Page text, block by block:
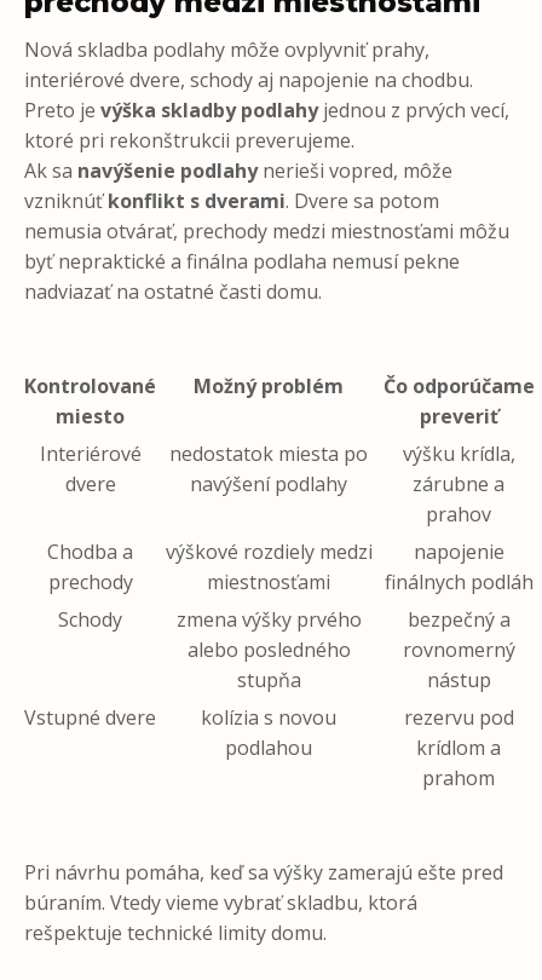
Nová skladba podlahy môže ovplyvniť prahy,
interiérové dvere, schody aj napojenie na chodbu.
Preto je výška skladby podlahyjednou z prvých vecí,
ktoré pri rekonštrukcii preverujeme.
Ak sa navýšenie podlahynerieši vopred, môže
vzniknúťkonflikt s dverami. Dvere sa potom
nemusia otvárať, prechody medzi miestnosťami môžu
byť nepraktické a finálna podlaha nemusí pekne
nadviazať na ostatné časti domu.
Kontrolované
miesto
Možný problém
Čo odporúčame
preveriť
Interiérové
dvere
nedostatok miesta po
navýšení podlahy
výšku krídla,
zárubne a
prahov
Chodba a
prechody
výškové rozdiely medzi
miestnosťami
napojenie
finálnych podláh
Schody
zmena výšky prvého
alebo posledného
stupňa
bezpečný a
rovnomerný
nástup
Vstupné dvere
kolízia s novou
podlahou
rezervu pod
krídlom a
prahom
Pri návrhu pomáha, keď sa výšky zamerajú ešte pred
búraním. Vtedy vieme vybrať skladbu, ktorá
rešpektuje technické limity domu.